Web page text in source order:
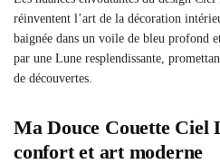
réinventent l’art de la décoration
baignée dans un voile de bleu profond
par une Lune resplendissante,
de découvertes.
Ma Douce Couette Ciel
confort et art moderne